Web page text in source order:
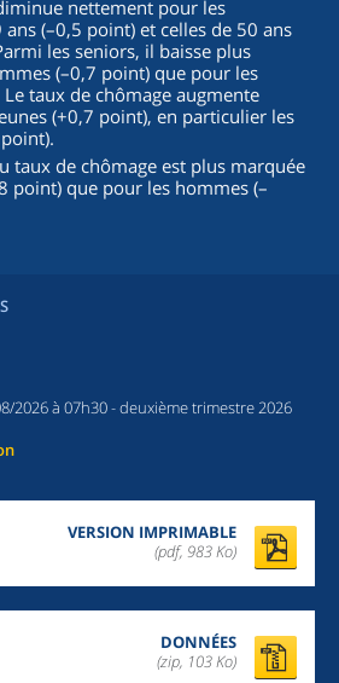
nettement pour les
(–0,5 point) et celles de 50 ans
les seniors, il baisse plus
(–0,7 point) que pour les
taux de chômage augmente
(+0,7 point), en particulier les
taux de chômage est plus marquée
point) que pour les hommes (–
2026 à 07h30- deuxième trimestre 2026
VERSION IMPRIMABLE
(pdf, 983 Ko)
DONNÉES
(zip, 103 Ko)